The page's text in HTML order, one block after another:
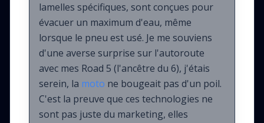
lamelles spécifiques, sont conçues pour
évacuer un maximum d'eau, même
lorsque le pneu est usé. Je me souviens
d'une averse surprise sur l'autoroute
avec mes Road 5 (l'ancêtre du 6), j'étais
serein, la moto ne bougeait pas d'un poil.
C'est la preuve que ces technologies ne
sont pas juste du marketing, elles